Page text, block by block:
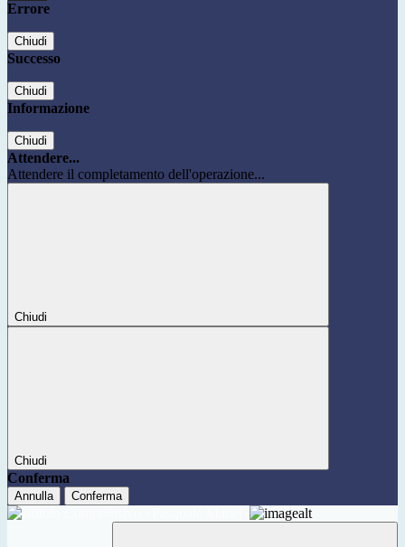
Errore
Chiudi
Successo
Chiudi
Informazione
Chiudi
Attendere...
Attendere il completamento dell'operazione...
Chiudi
Chiudi
Conferma
Annulla Conferma